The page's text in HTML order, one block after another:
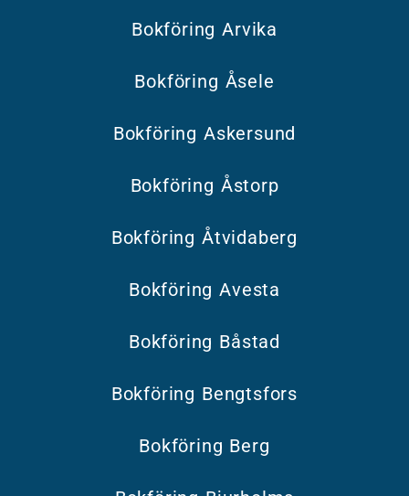
Bokföring Arvika
Bokföring Åsele
Bokföring Askersund
Bokföring Åstorp
Bokföring Åtvidaberg
Bokföring Avesta
Bokföring Båstad
Bokföring Bengtsfors
Bokföring Berg